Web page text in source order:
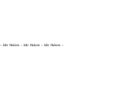
Idir Hakim – Idir Hakim – Idir Hakim –